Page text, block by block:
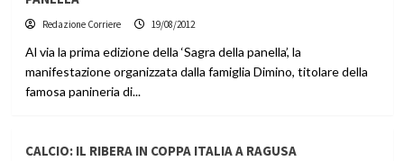
Redazione Corriere 19/08/2012
Al via la prima edizione della ‘Sagra della panella’, la
manifestazione organizzata dalla famiglia Dimino, titolare della
famosa panineria di...
CALCIO: IL RIBERA IN COPPA ITALIA A RAGUSA